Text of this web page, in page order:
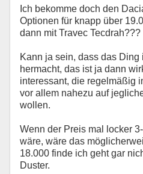
Ich bekomme doch den
Optionen für knapp über
dann mit Travec Tecdrah???
Kann ja sein, dass das Ding
hermacht, das ist ja dann
interessant, die regelmäßig
vor allem nahezu auf
wollen.
Wenn der Preis mal locker
wäre, wäre das
18.000 finde ich geht gar
Duster.